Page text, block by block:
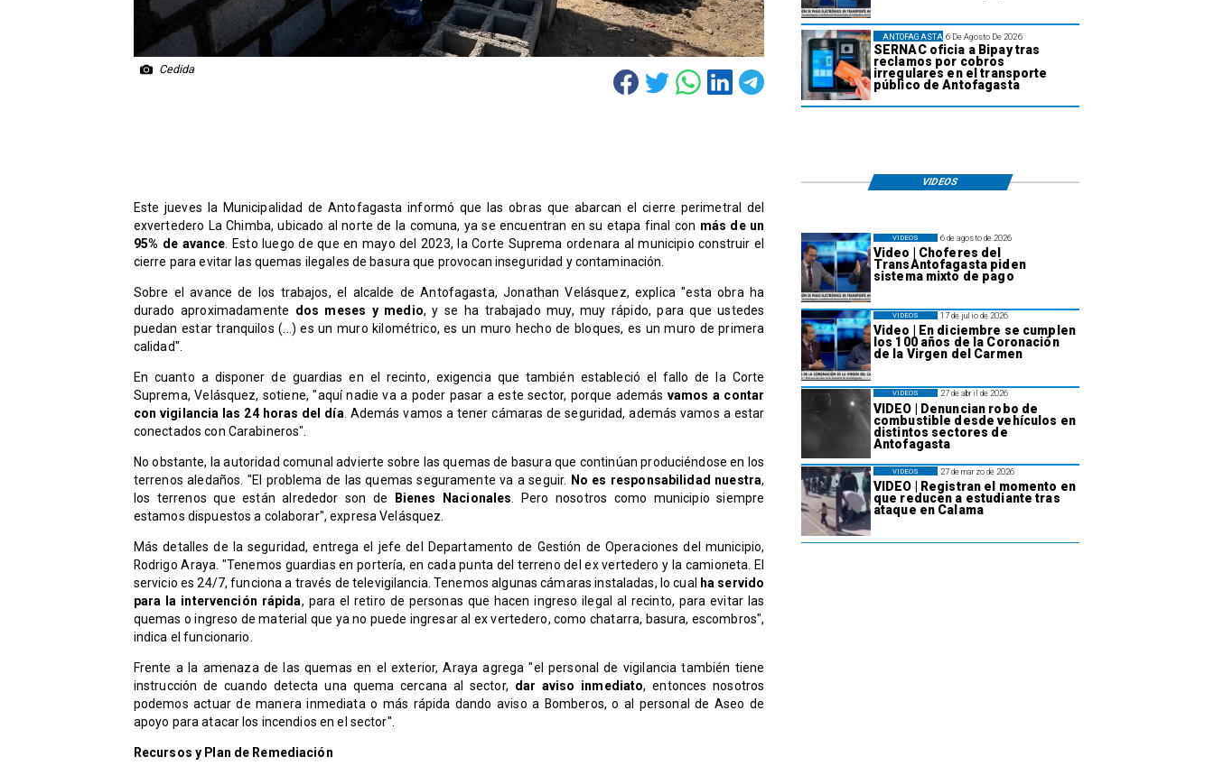
Cedida
6 De Agosto De 2026
SERNAC oficia a Bipay tras
reclamos por cobros
irregulares en el transporte
público de Antofagasta
ANTOFAGASTA
Este jueves la Municipalidad de Antofagasta informó que las obras que abarcan el cierre perimetral del
exvertedero La Chimba, ubicado al norte de la comuna, ya se encuentran en su etapa final con más de un
95% de avance. Esto luego de que en mayo del 2023, la Corte Suprema ordenara al municipio construir el
cierre para evitar las quemas ilegales de basura que provocan inseguridad y contaminación.
Sobre el avance de los trabajos, el alcalde de Antofagasta, Jonathan Velásquez, explica "esta obra ha
durado aproximadamente dos meses y medio, y se ha trabajado muy, muy rápido, para que ustedes
puedan estar tranquilos (...) es un muro kilométrico, es un muro hecho de bloques, es un muro de primera
calidad".
En cuanto a disponer de guardias en el recinto, exigencia que también estableció el fallo de la Corte
Suprema, Velásquez, sotiene, "aquí nadie va a poder pasar a este sector, porque además vamos a contar
con vigilancia las 24 horas del día. Además vamos a tener cámaras de seguridad, además vamos a estar
conectados con Carabineros".
No obstante, la autoridad comunal advierte sobre las quemas de basura que continúan produciéndose en los
terrenos aledaños. "El problema de las quemas seguramente va a seguir.
No es responsabilidad nuestra,
los terrenos que están alrededor son de
Bienes Nacionales . Pero nosotros como municipio siempre
estamos dispuestos a colaborar", expresa Velásquez.
Más detalles de la seguridad, entrega el jefe del Departamento de Gestión de Operaciones del municipio,
Rodrigo Araya. "Tenemos guardias en portería, en cada punta del terreno del ex vertedero y la camioneta. El
servicio es 24/7, funciona a través de televigilancia. Tenemos algunas cámaras instaladas, lo cual
ha servido
para la intervención rápida, para el retiro de personas que hacen ingreso ilegal al recinto, para evitar las
quemas o ingreso de material que ya no puede ingresar al ex vertedero, como chatarra, basura, escombros",
indica el funcionario.
Frente a la amenaza de las quemas en el exterior, Araya agrega "el personal de vigilancia también tiene
instrucción de cuando detecta una quema cercana al sector, dar aviso inmediato, entonces nosotros
podemos actuar de manera inmediata o más rápida dando aviso a Bomberos, o al personal de Aseo de
apoyo para atacar los incendios en el sector".
Recursos y Plan de Remediación
VIDEOS
6 de agosto de 2026
Video | Choferes del
TransAntofagasta piden
sistema mixto de pago
VIDEOS
17 de julio de 2026
Video | En diciembre se cumplen
los 100 años de la Coronación
de la Virgen del Carmen
VIDEOS
27 de abril de 2026
VIDEO | Denuncian robo de
combustible desde vehículos en
distintos sectores de
Antofagasta
VIDEOS
27 de marzo de 2026
VIDEO | Registran el momento en
que reducen a estudiante tras
ataque en Calama
VIDEOS